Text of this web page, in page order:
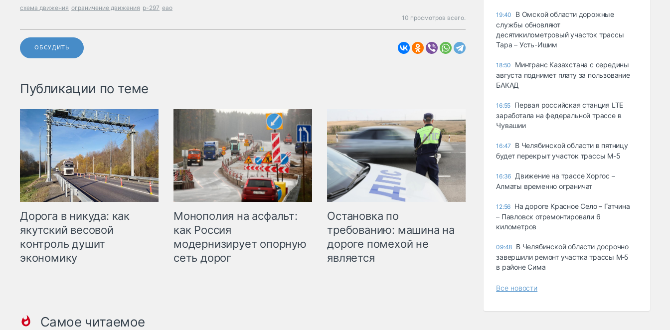
схема движения ограничение движения р-297 еао
10 просмотров всего.
ОБСУДИТЬ
Публикации по теме
Дорога в никуда: как
якутский весовой
контроль душит
экономику
Монополия на асфальт:
как Россия
модернизирует опорную
сеть дорог
Остановка по
требованию: машина на
дороге помехой не
является
Самое читаемое
19:40
В Омской области дорожные
службы обновляют
десятикилометровый участок трассы
Тара – Усть-Ишим
18:50
Минтранс Казахстана с середины
августа поднимет плату за пользование
БАКАД
16:55 Первая российская станция LTE
заработала на федеральной трассе в
Чувашии
16:47
В Челябинской области в пятницу
будет перекрыт участок трассы М-5
16:36 Движение на трассе Хоргос –
Алматы временно ограничат
12:56 На дороге Красное Село – Гатчина
– Павловск отремонтировали 6
километров
09:48 В Челябинской области досрочно
завершили ремонт участка трассы М‑5
в районе Сима
Все новости